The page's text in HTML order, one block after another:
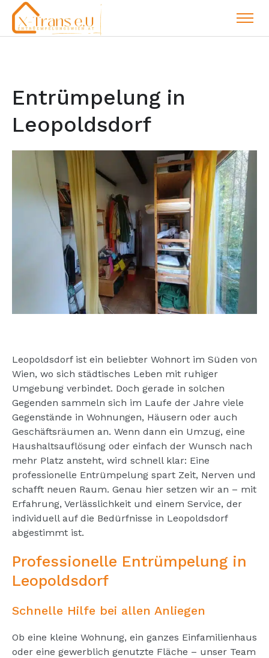
Entrümpelung in
Leopoldsdorf
Leopoldsdorf ist ein beliebter Wohnort im Süden von
Wien, wo sich städtisches Leben mit ruhiger
Umgebung verbindet. Doch gerade in solchen
Gegenden sammeln sich im Laufe der Jahre viele
Gegenstände in Wohnungen, Häusern oder auch
Geschäftsräumen an. Wenn dann ein Umzug, eine
Haushaltsauflösung oder einfach der Wunsch nach
mehr Platz ansteht, wird schnell klar: Eine
professionelle Entrümpelung spart Zeit, Nerven und
schafft neuen Raum. Genau hier setzen wir an – mit
Erfahrung, Verlässlichkeit und einem Service, der
individuell auf die Bedürfnisse in Leopoldsdorf
abgestimmt ist.
Professionelle Entrümpelung in
Leopoldsdorf
Schnelle Hilfe bei allen Anliegen
Ob eine kleine Wohnung, ein ganzes Einfamilienhaus
oder eine gewerblich genutzte Fläche – unser Team